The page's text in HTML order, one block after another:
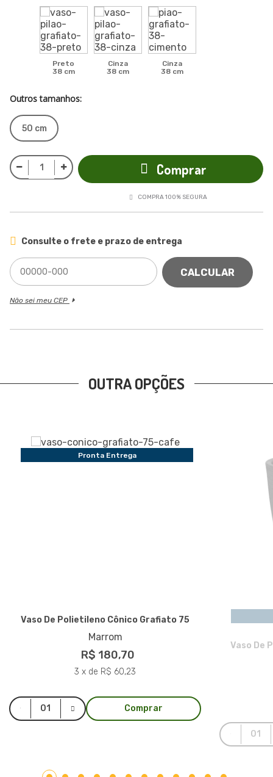
Preto
38 cm
Cinza
38 cm
Cinza
38 cm
Outros tamanhos:
50 cm
Comprar
COMPRA 100% SEGURA
Consulte o frete e prazo de entrega
CALCULAR
Não sei meu CEP
OUTRA OPÇÕES
Pronta Entrega
Vaso De Polietileno Cônico Grafiato 75
Marrom
R$ 180,70
3 x de R$ 60,23
Comprar
Vaso De